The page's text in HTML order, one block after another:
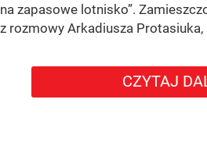
na zapasowe lotnisko”.
z rozmowy Arkadiusza Protasiuka,
CZYTAJ